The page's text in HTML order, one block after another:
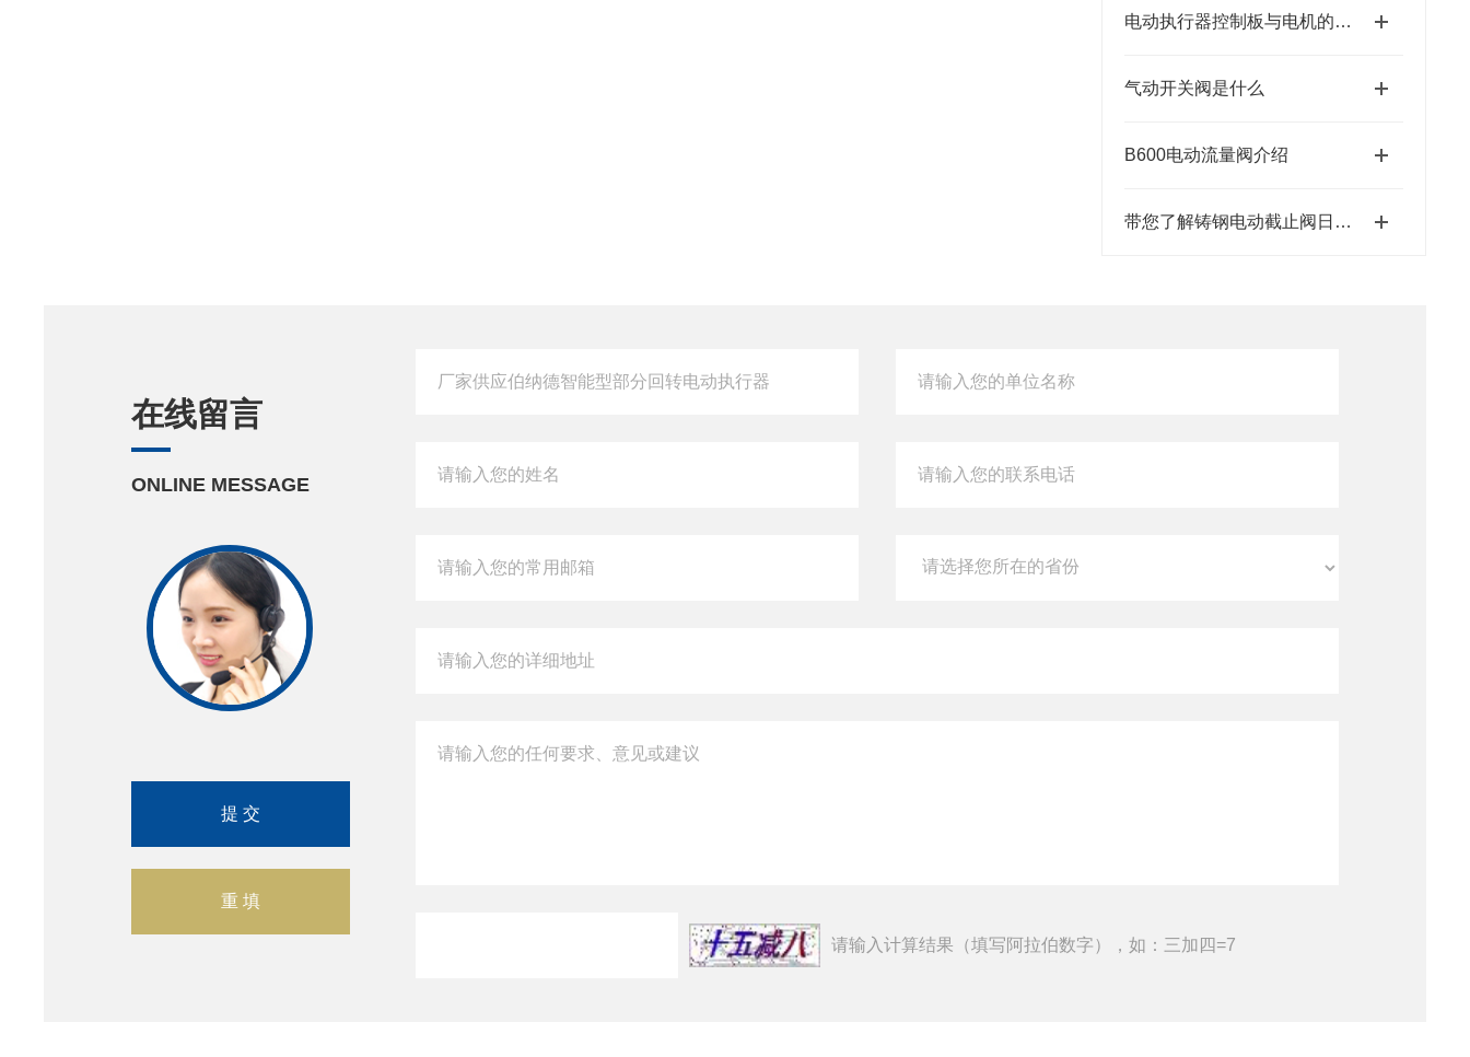
电动执行器控制板与电机的主要区别
气动开关阀是什么
B600电动流量阀介绍
带您了解铸钢电动截止阀日常维护注意事项
在线留言
ONLINE MESSAGE
请输入计算结果（填写阿拉伯数字），如：三加四=7